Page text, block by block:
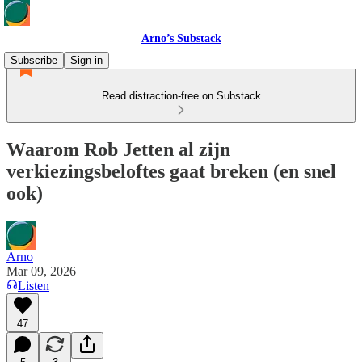
Arno’s Substack
Subscribe
Sign in
Read distraction-free on Substack
Waarom Rob Jetten al zijn
verkiezingsbeloftes gaat breken (en snel
ook)
Arno
Mar 09, 2026
Listen
47